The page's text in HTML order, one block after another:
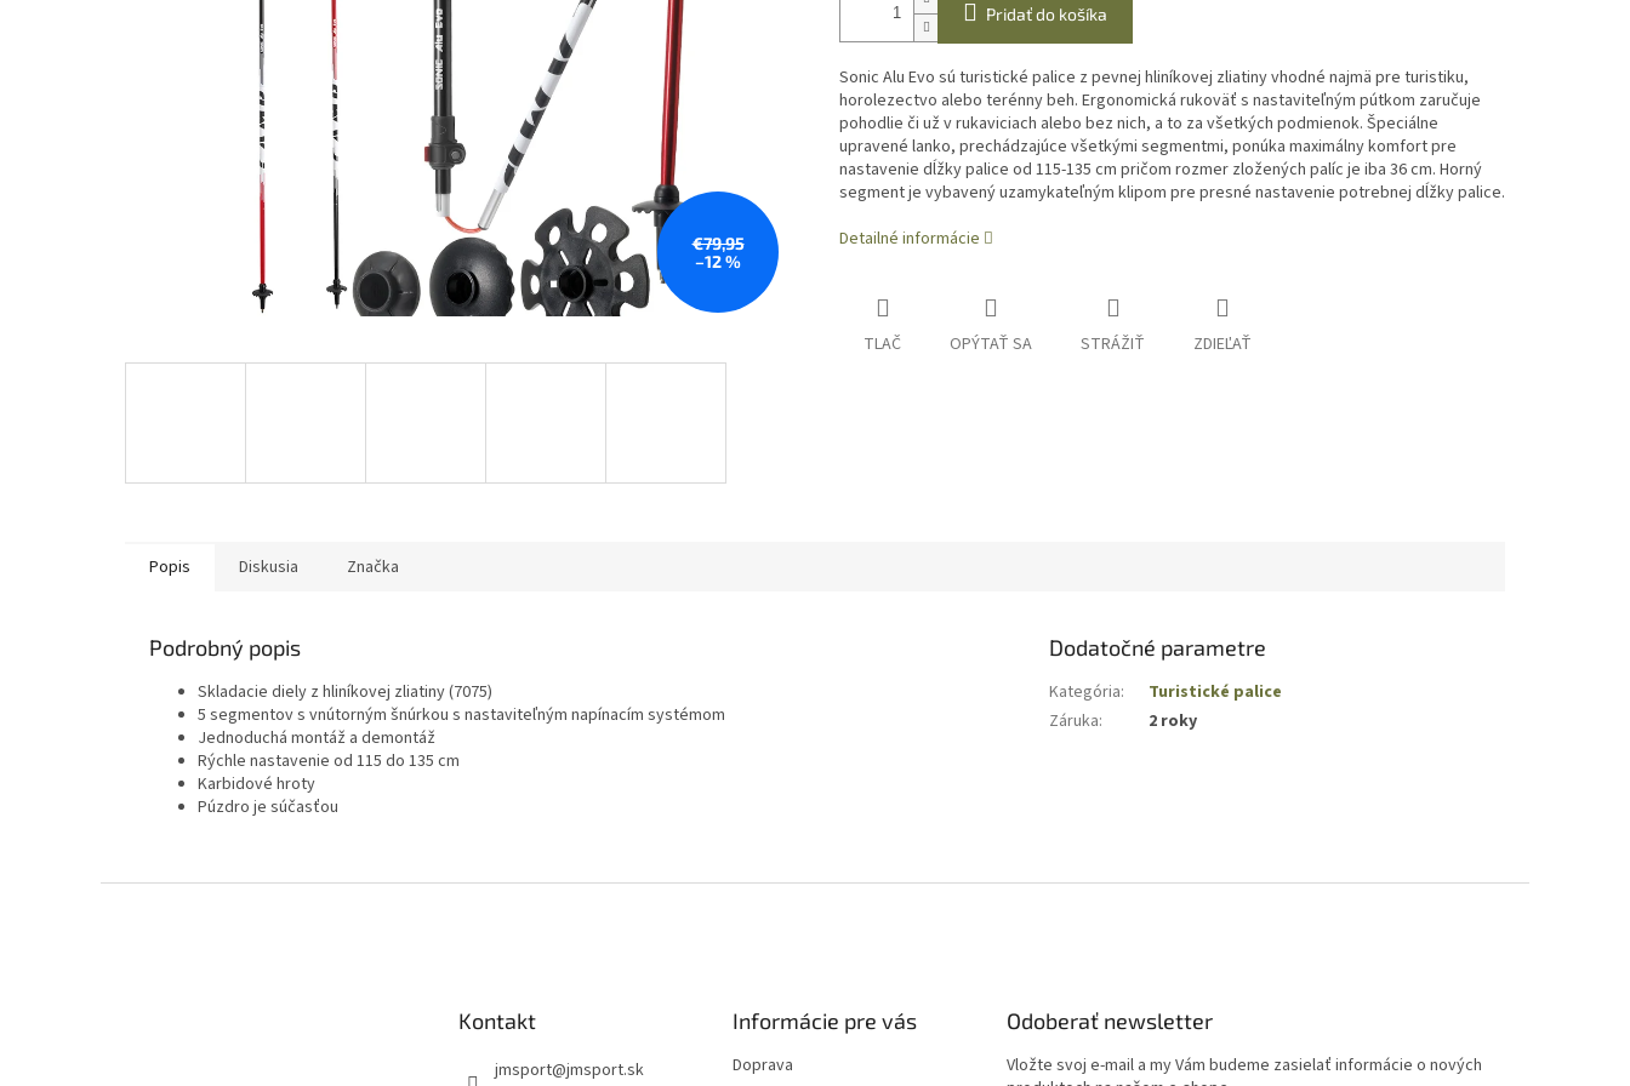
€79,95
–12 %
Pridať do košíka
Sonic Alu Evo sú turistické palice z pevnej hliníkovej zliatiny vhodné najmä pre turistiku,
horolezectvo alebo terénny beh. Ergonomická rukoväť s nastaviteľným pútkom zaručuje
pohodlie či už v rukaviciach alebo bez nich, a to za všetkých podmienok. Špeciálne
upravené lanko, prechádzajúce všetkými segmentmi, ponúka maximálny komfort pre
nastavenie dĺžky palice od 115-135 cm pričom rozmer zložených palíc je iba 36 cm. Horný
segment je vybavený uzamykateľným klipom pre presné nastavenie potrebnej dĺžky palice.
Detailné informácie
TLAČ OPÝTAŤ SA STRÁŽIŤ ZDIEĽAŤ
Popis Diskusia Značka
Podrobný popis
Skladacie diely z hliníkovej zliatiny (7075)
5 segmentov s vnútorným šnúrkou s nastaviteľným napínacím systémom
Jednoduchá montáž a demontáž
Rýchle nastavenie od 115 do 135 cm
Karbidové hroty
Púzdro je súčasťou
Dodatočné parametre
Kategória:
Turistické palice
Záruka: 2 roky
Kontakt
jmsport@jmsport.sk
Informácie pre vás
Doprava
Odoberať newsletter
Vložte svoj e-mail a my Vám budeme zasielať informácie o nových